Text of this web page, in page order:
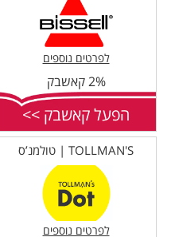
לפרטים נוספים
2% קאשבק
הפעל קאשבק >>
TOLLMAN'S | טולמנ’ס
לפרטים נוספים